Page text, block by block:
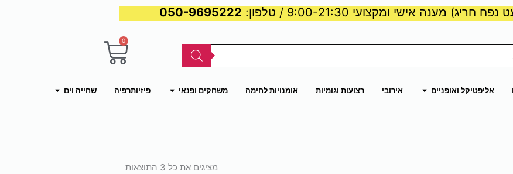
חריג) מענה אישי ומקצועי 9:00-21:30 / טלפון: 050-9695222
0
עגלת
וכוחאליפטיקל ואופניים פתח אליפטיקל ואופניים
אירובי רצועות וגומיות אומנויות לחימה משחקים ופנאי פתח משחקים ופנאי
פיזיותרפיה שחייה וים פתח שחייה וים
מציגים את כל ⁦3⁩ התוצאות לפי